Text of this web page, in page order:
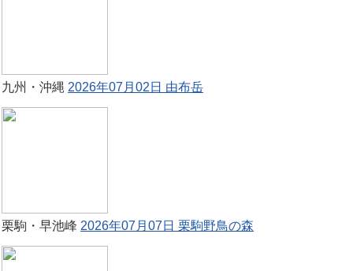
九州・沖縄 2026年07月02日 由布岳
栗駒・早池峰 2026年07月07日 栗駒野鳥の森